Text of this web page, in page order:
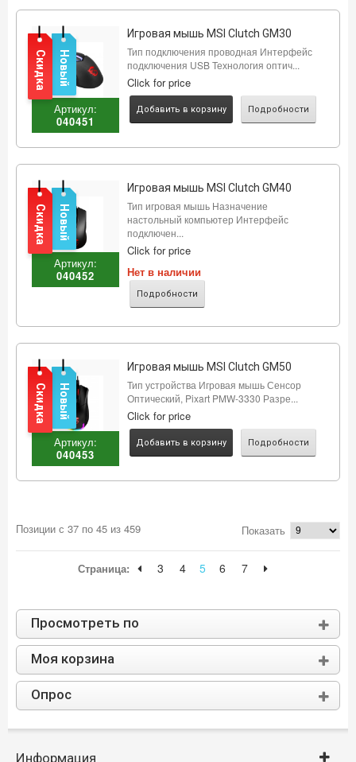
Артикул:
040451
Игровая мышь MSI Clutch GM30
Тип подключения проводная Интерфейс
подключения USB Технология оптич...
Click for price
Добавить в корзину Подробности
Новый
Скидка
Артикул:
040452
Игровая мышь MSI Clutch GM40
Тип игровая мышь Назначение
настольный компьютер Интерфейс
подключен...
Click for price
Нет в наличии
Подробности
Новый
Скидка
Артикул:
040453
Игровая мышь MSI Clutch GM50
Тип устройства Игровая мышь Сенсор
Оптический, Pixart PMW-3330 Разре...
Click for price
Добавить в корзину Подробности
Новый
Скидка
Позиции с 37 по 45 из 459 Показать
Страница: 3 4 5 6 7
Просмотреть по
Моя корзина
Опрос
Информация